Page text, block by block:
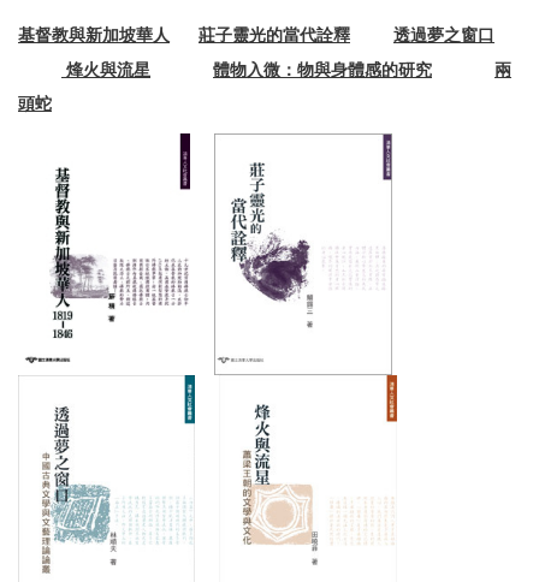
基督教與新加坡華人 莊子靈光的當代詮釋
透過夢之窗口
烽火與流星
體物入微：物與身體感的研究
兩
頭蛇